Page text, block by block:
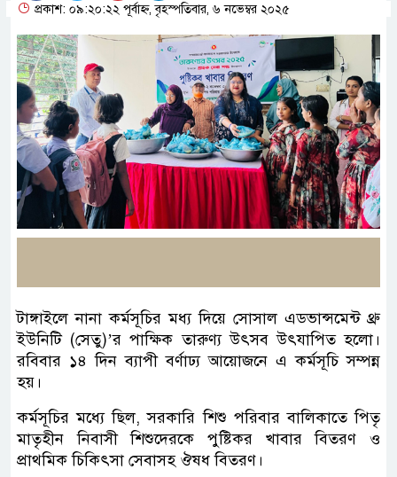
প্রকাশ: ০৯:২০:২২ পূর্বাহ্ন, বৃহস্পতিবার, ৬ নভেম্বর ২০২৫
টাঙ্গাইলে নানা কর্মসূচির মধ্য দিয়ে সোসাল এডভান্সমেন্ট থ্রু
ইউনিটি (সেতু)’র পাক্ষিক তারুণ্য উৎসব উৎযাপিত হলো।
রবিবার ১৪ দিন ব্যাপী বর্ণাঢ্য আয়োজনে এ কর্মসূচি সম্পন্ন
হয়।
কর্মসূচির মধ্যে ছিল, সরকারি শিশু পরিবার বালিকাতে পিতৃ
মাতৃহীন নিবাসী শিশুদেরকে পুষ্টিকর খাবার বিতরণ ও
প্রাথমিক চিকিৎসা সেবাসহ ঔষধ বিতরণ।